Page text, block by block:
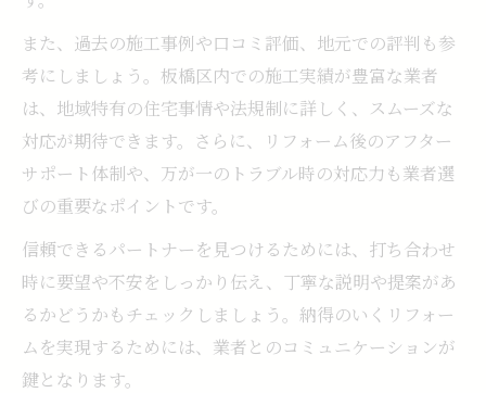
また、過去の施工事例や口コミ評価、地元での評判も参
考にしましょう。板橋区内での施工実績が豊富な業者
は、地域特有の住宅事情や法規制に詳しく、スムーズな
対応が期待できます。さらに、リフォーム後のアフター
サポート体制や、万が一のトラブル時の対応力も業者選
びの重要なポイントです。
信頼できるパートナーを見つけるためには、打ち合わせ
時に要望や不安をしっかり伝え、丁寧な説明や提案があ
るかどうかもチェックしましょう。納得のいくリフォー
ムを実現するためには、業者とのコミュニケーションが
鍵となります。